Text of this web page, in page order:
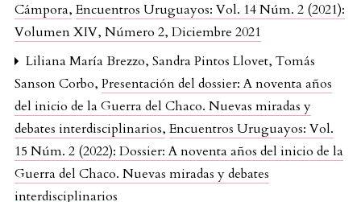
Cámpora,Encuentros Uruguayos: Vol. 14 Núm. 2 (2021):
Volumen XIV, Número 2, Diciembre 2021
Liliana María Brezzo, Sandra Pintos Llovet, Tomás
Sanson Corbo, Presentación del dossier: A noventa años
del inicio de la Guerra del Chaco. Nuevas miradas y
debates interdisciplinarios,Encuentros Uruguayos: Vol.
15 Núm. 2 (2022): Dossier: A noventa años del inicio de la
Guerra del Chaco. Nuevas miradas y debates
interdisciplinarios